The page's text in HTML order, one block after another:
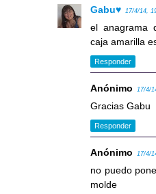
Gabu♥ 17/4/14,
el anagrama
caja amarilla
Responder
Anónimo 17/4/
Gracias Gabu
Responder
Anónimo 17/4/
no puedo
molde